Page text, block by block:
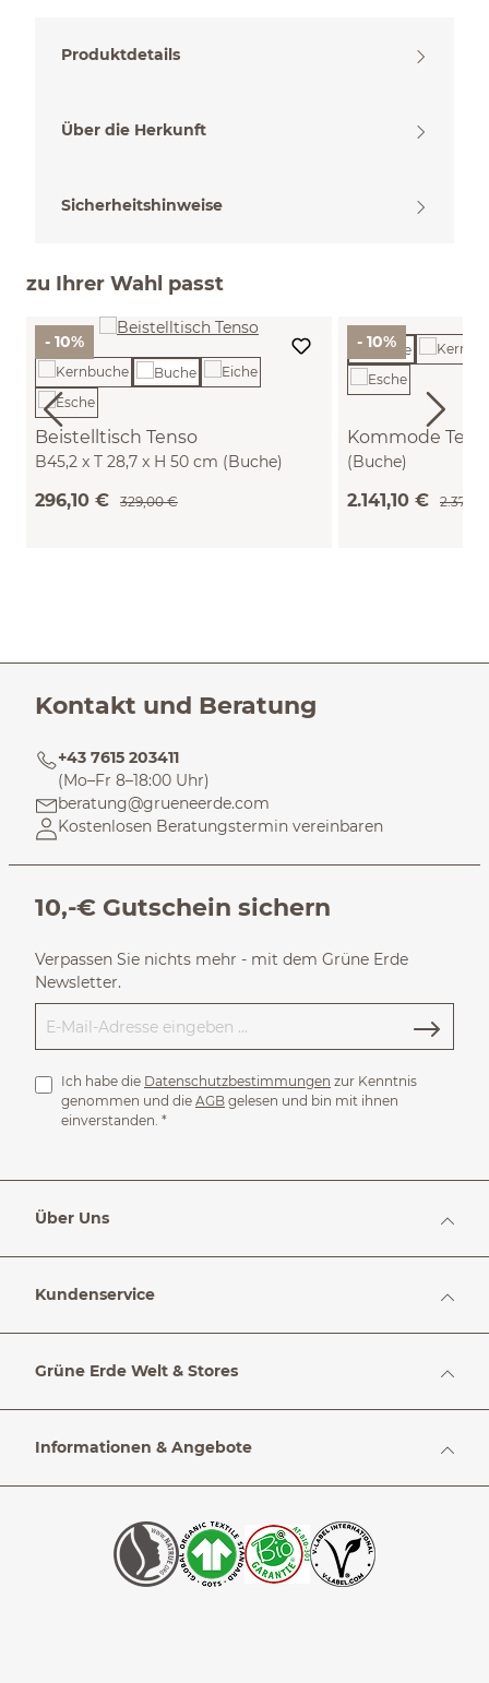
Produktdetails
Über die Herkunft
Sicherheitshinweise
zu Ihrer Wahl passt
- 10%
Beistelltisch Tenso
B45,2 x T 28,7 x H 50 cm (Buche)
296,10 € 329,00 €
- 10%
Kommode
(Buche)
2.141,10 €
Kontakt und Beratung
+43 7615 203411
(Mo–Fr 8–18:00 Uhr)
beratung@grueneerde.com
Kostenlosen Beratungstermin vereinbaren
10,-€ Gutschein sichern
Verpassen Sie nichts mehr - mit dem Grüne Erde
Newsletter.
Ich habe die Datenschutzbestimmungen zur Kenntnis
genommen und die AGB gelesen und bin mit ihnen
einverstanden. *
Über Uns
Kundenservice
Grüne Erde Welt & Stores
Informationen & Angebote